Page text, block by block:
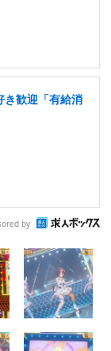
き歓迎「有給消
by